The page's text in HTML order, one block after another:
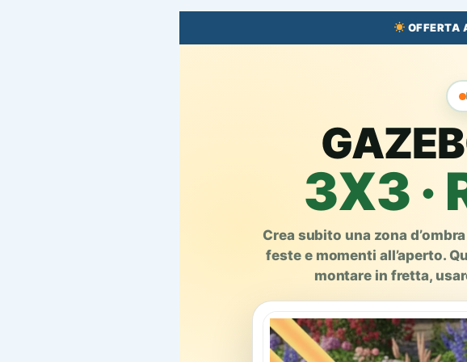
OFFERTA
3X3 ·
Crea subito una zona
feste e momenti all’aperto.
montare in fretta,